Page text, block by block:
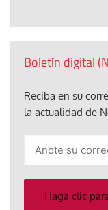
Boletín digital
Reciba en su
la actualidad de
electrónico
Haga clic